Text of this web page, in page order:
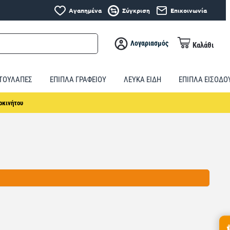
Αγαπημένα Σύγκριση Επικοινωνία
Λογαριασμός Καλάθι
ΕΠΙΠΛΑ ΓΡΑΦΕΙΟΥ ΛΕΥΚΑ ΕΙΔΗ ΕΠΙΠΛΑ